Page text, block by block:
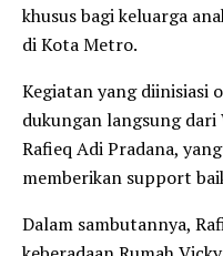
khusus bagi keluarga
di Kota Metro.
Kegiatan yang diinisiasi
dukungan langsung dari
Rafieq Adi Pradana,
memberikan support
Dalam sambutannya,